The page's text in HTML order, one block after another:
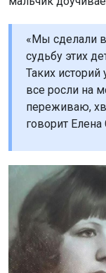
«Мы сделали
судьбу этих
Таких
все росли на
переживаю,
говорит